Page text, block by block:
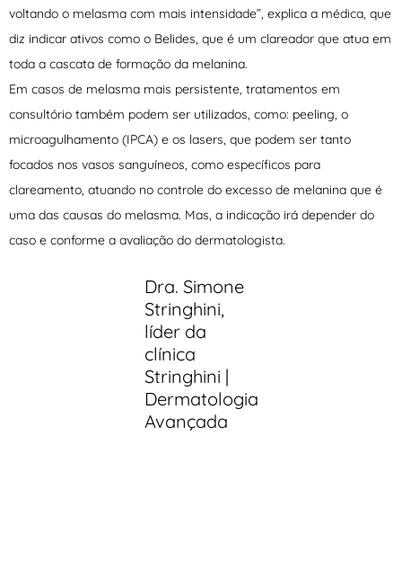
voltando o melasma com mais intensidade”, explica a médica, que
diz indicar ativos como o Belides, que é um clareador que atua em
toda a cascata de formação da melanina.
Em casos de melasma mais persistente, tratamentos em
consultório também podem ser utilizados, como: peeling, o
microagulhamento (IPCA) e os lasers, que podem ser tanto
focados nos vasos sanguíneos, como específicos para
clareamento, atuando no controle do excesso de melanina que é
uma das causas do melasma. Mas, a indicação irá depender do
caso e conforme a avaliação do dermatologista.
Dra. Simone
Stringhini,
líder da
clínica
Stringhini |
Dermatologia
Avançada